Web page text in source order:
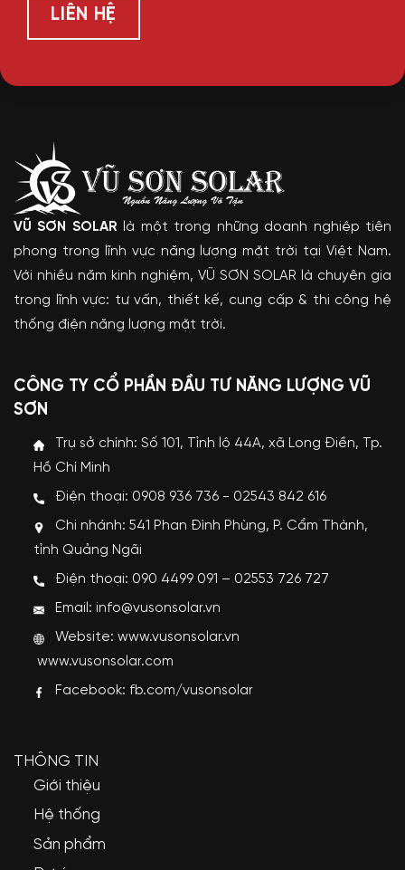
LIÊN HỆ
VŨ SƠN SOLAR là một trong những doanh nghiệp tiên
phong trong lĩnh vực năng lượng mặt trời tại Việt Nam.
Với nhiều năm kinh nghiệm, VŨ SƠN SOLAR là chuyên gia
trong lĩnh vực: tư vấn, thiết kế, cung cấp & thi công hệ
thống điện năng lượng mặt trời.
CÔNG TY CỔ PHẦN ĐẦU TƯ NĂNG LƯỢNG VŨ
SƠN
Trụ sở chính: Số 101, Tỉnh lộ 44A, xã Long Điền, Tp.
Hồ Chí Minh
Điện thoại: 0908 936 736 - 02543 842 616
Chi nhánh: 541 Phan Đình Phùng, P. Cẩm Thành,
tỉnh Quảng Ngãi
Điện thoại: 090 4499 091 – 02553 726 727
Email: info@vusonsolar.vn
Website:www.vusonsolar.vn
www.vusonsolar.com
Facebook: fb.com/vusonsolar
THÔNG TIN
Giới thiệu
Hệ thống
Sản phẩm